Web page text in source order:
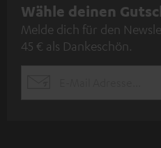
N
e
w
Wähle deinen
Melde dich für den
45 € als Dankeschön.